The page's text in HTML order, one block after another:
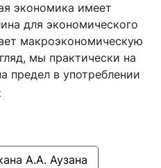
экономика имеет
для экономического
макроэкономическую
мы практически на
предел в употреблении
А.А. Аузана